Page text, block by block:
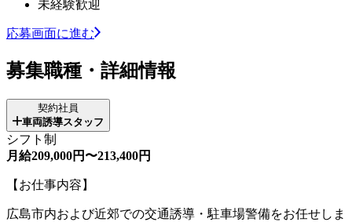
未経験歓迎
応募画面に進む
募集職種・詳細情報
契約社員
車両誘導スタッフ
シフト制
月給209,000円〜213,400円
【お仕事内容】
広島市内および近郊での交通誘導・駐車場警備をお任せしま